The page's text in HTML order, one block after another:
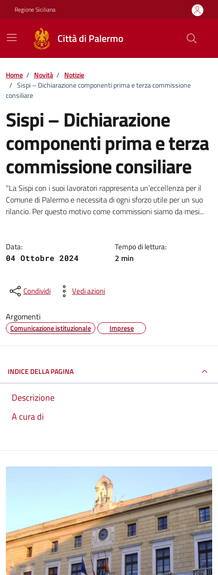
Vai ai contenuti
Vai al footer
Regione Siciliana
Città di Palermo
Home / Novità / Notizie
/ Sispi – Dichiarazione componenti prima e terza commissione
consiliare
Sispi – Dichiarazione
componenti prima e terza
commissione consiliare
Dettagli della notizia
"La Sispi con i suoi lavoratori rappresenta un’eccellenza per il
Comune di Palermo e necessita di ogni sforzo utile per un suo
rilancio. Per questo motivo come commissioni siamo da mesi...
Data:
04 Ottobre 2024
Tempo di lettura:
2 min
Condividi Vedi azioni
Argomenti
Comunicazione istituzionale Imprese
INDICE DELLA PAGINA
Descrizione
A cura di